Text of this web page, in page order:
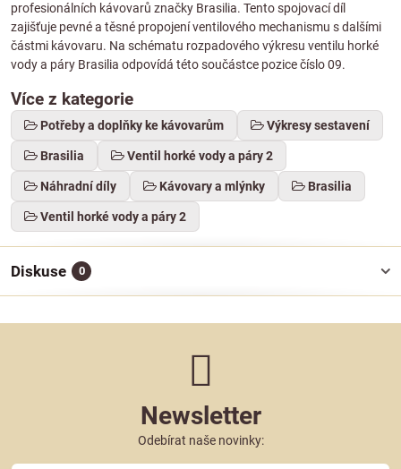
profesionálních kávovarů značky Brasilia. Tento spojovací díl
zajišťuje pevné a těsné propojení ventilového mechanismu s dalšími
částmi kávovaru. Na schématu rozpadového výkresu ventilu horké
vody a páry Brasilia odpovídá této součástce pozice číslo 09.
Více z kategorie
Potřeby a doplňky ke kávovarům Výkresy sestavení
Brasilia Ventil horké vody a páry 2
Náhradní díly Kávovary a mlýnky Brasilia
Ventil horké vody a páry 2
Diskuse 0
Newsletter
Odebírat naše novinky: